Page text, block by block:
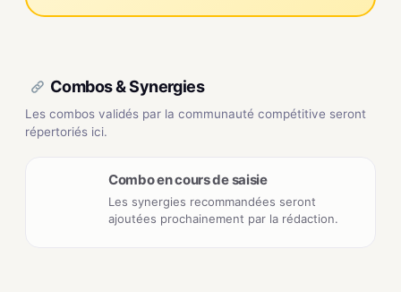
Combos & Synergies
Les combos validés par la communauté compétitive seront
répertoriés ici.
Combo en cours de saisie
Les synergies recommandées seront
ajoutées prochainement par la rédaction.